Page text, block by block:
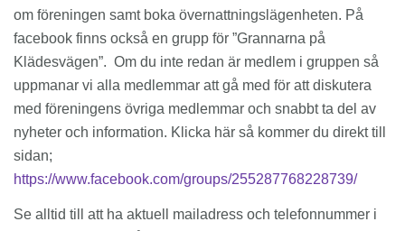
om föreningen samt boka övernattningslägenheten. På
facebook finns också en grupp för ”Grannarna på
Klädesvägen”. Om du inte redan är medlem i gruppen så
uppmanar vi alla medlemmar att gå med för att diskutera
med föreningens övriga medlemmar och snabbt ta del av
nyheter och information. Klicka här så kommer du direkt till
sidan;
https://www.facebook.com/groups/255287768228739/
Se alltid till att ha aktuell mailadress och telefonnummer i